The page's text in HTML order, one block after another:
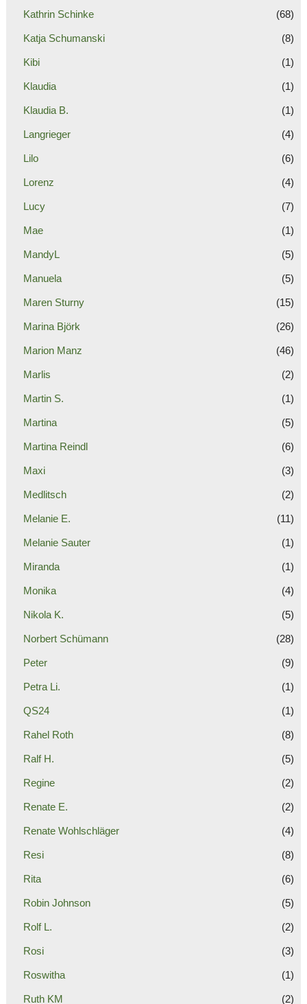
Kathrin Schinke (68)
Katja Schumanski (8)
Kibi (1)
Klaudia (1)
Klaudia B. (1)
Langrieger (4)
Lilo (6)
Lorenz (4)
Lucy (7)
Mae (1)
MandyL (5)
Manuela (5)
Maren Sturny (15)
Marina Björk (26)
Marion Manz (46)
Marlis (2)
Martin S. (1)
Martina (5)
Martina Reindl (6)
Maxi (3)
Medlitsch (2)
Melanie E. (11)
Melanie Sauter (1)
Miranda (1)
Monika (4)
Nikola K. (5)
Norbert Schümann (28)
Peter (9)
Petra Li. (1)
QS24 (1)
Rahel Roth (8)
Ralf H. (5)
Regine (2)
Renate E. (2)
Renate Wohlschläger (4)
Resi (8)
Rita (6)
Robin Johnson (5)
Rolf L. (2)
Rosi (3)
Roswitha (1)
Ruth KM (2)